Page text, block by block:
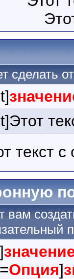
сделать
текст с
вам
Опция]